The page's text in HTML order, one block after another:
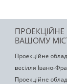
ВАШОМУ
Проекційне
весілля Івано-
Проекційне